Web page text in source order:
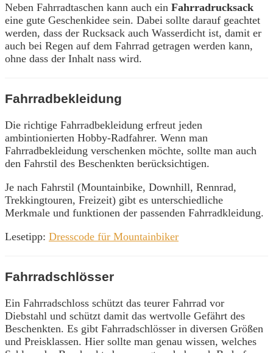
Neben Fahrradtaschen kann auch ein Fahrradrucksack
eine gute Geschenkidee sein. Dabei sollte darauf geachtet
werden, dass der Rucksack auch Wasserdicht ist, damit er
auch bei Regen auf dem Fahrrad getragen werden kann,
ohne dass der Inhalt nass wird.
Fahrradbekleidung
Die richtige Fahrradbekleidung erfreut jeden
ambintionierten Hobby-Radfahrer. Wenn man
Fahrradbekleidung verschenken möchte, sollte man auch
den Fahrstil des Beschenkten berücksichtigen.
Je nach Fahrstil (Mountainbike, Downhill, Rennrad,
Trekkingtouren, Freizeit) gibt es unterschiedliche
Merkmale und funktionen der passenden Fahrradkleidung.
Lesetipp: Dresscode für Mountainbiker
Fahrradschlösser
Ein Fahrradschloss schützt das teurer Fahrrad vor
Diebstahl und schützt damit das wertvolle Gefährt des
Beschenkten. Es gibt Fahrradschlösser in diversen Größen
und Preisklassen. Hier sollte man genau wissen, welches